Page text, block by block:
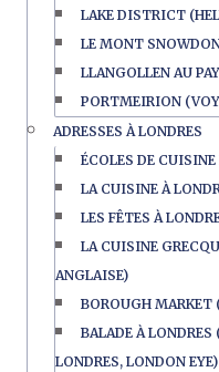
LAKE DISTRICT
LE MONT
LLANGOLLEN AU
PORTMEIRION
ADRESSES À LONDRES
ÉCOLES DE CUISINE
LA CUISINE À
LES FÊTES À
LA CUISINE
ANGLAISE)
BOROUGH MARKET
BALADE À
LONDRES, LONDON EYE)